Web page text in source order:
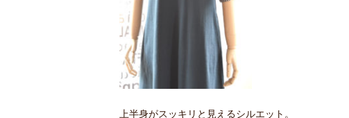
上半身がスッキリと見えるシルエット。